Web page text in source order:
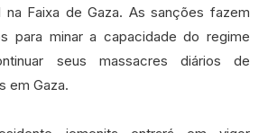
Faixa de Gaza. As sanções fazem
para minar a capacidade do regime
seus massacres diários de
em Gaza.